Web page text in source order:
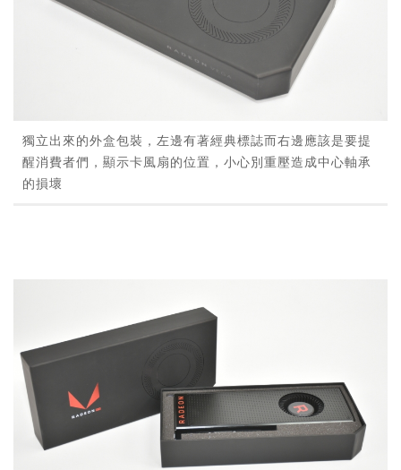
獨立出來的外盒包裝，左邊有著經典標誌而右邊應該是要提
醒消費者們，顯示卡風扇的位置，小心別重壓造成中心軸承
的損壞